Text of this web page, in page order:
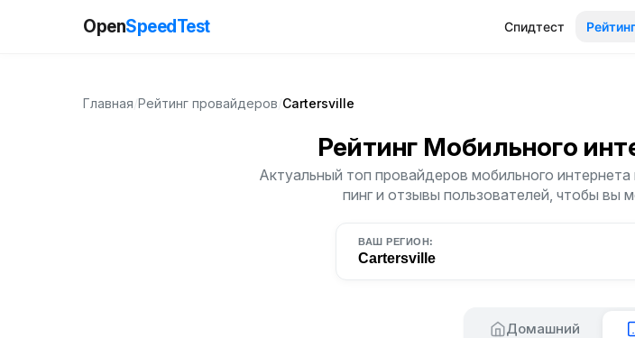
OpenSpeedTest Спидтест
Главная Рейтинг провайдеров Cartersville
Рейтинг Мобильного
Актуальный топ провайдеров мобильного
пинг и отзывы пользователей, чтобы вы
ВАШ РЕГИОН:
Cartersville
Домашний